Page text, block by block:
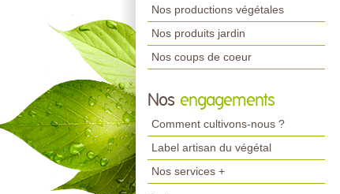
Nos productions végétales
Nos produits jardin
Nos coups de coeur
Nos engagements
Comment cultivons-nous ?
Label artisan du végétal
Nos services +